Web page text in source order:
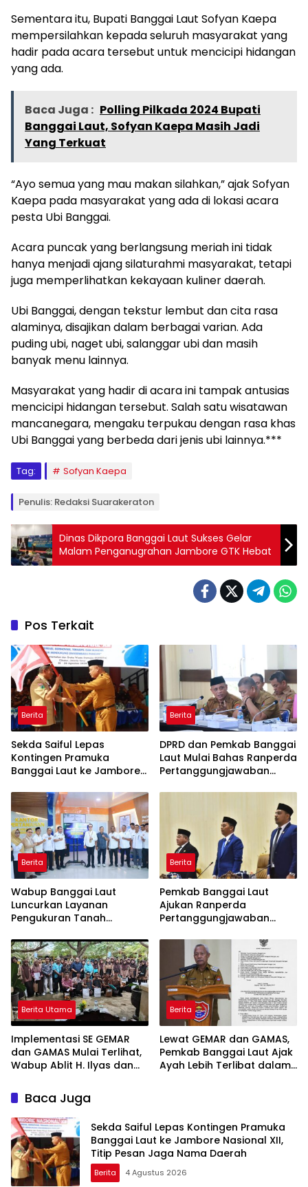
Sementara itu, Bupati Banggai Laut Sofyan Kaepa
mempersilahkan kepada seluruh masyarakat yang
hadir pada acara tersebut untuk mencicipi hidangan
yang ada.
Baca Juga : Polling Pilkada 2024 Bupati
Banggai Laut, Sofyan Kaepa Masih Jadi
Yang Terkuat
“Ayo semua yang mau makan silahkan,” ajak Sofyan
Kaepa pada masyarakat yang ada di lokasi acara
pesta Ubi Banggai.
Acara puncak yang berlangsung meriah ini tidak
hanya menjadi ajang silaturahmi masyarakat, tetapi
juga memperlihatkan kekayaan kuliner daerah.
Ubi Banggai, dengan tekstur lembut dan cita rasa
alaminya, disajikan dalam berbagai varian. Ada
puding ubi, naget ubi, salanggar ubi dan masih
banyak menu lainnya.
Masyarakat yang hadir di acara ini tampak antusias
mencicipi hidangan tersebut. Salah satu wisatawan
mancanegara, mengaku terpukau dengan rasa khas
Ubi Banggai yang berbeda dari jenis ubi lainnya.***
Tag: Sofyan Kaepa
Penulis: Redaksi Suarakeraton
Dinas Dikpora Banggai Laut Sukses Gelar
Malam Penganugrahan Jambore GTK Hebat
Pos Terkait
Berita
Sekda Saiful Lepas
Kontingen Pramuka
Banggai Laut ke Jambore
Jaga Nama Daerah
Berita
DPRD dan Pemkab Banggai
Laut Mulai Bahas Ranperda
Pertanggungjawaban
Berita
Wabup Banggai Laut
Luncurkan Layanan
Pengukuran Tanah
Akses dan Tingkatkan
Kepastian Hukum
Berita
Pemkab Banggai Laut
Ajukan Ranperda
Pertanggungjawaban
Pendapatan Tembus 97,02
Berita Utama
Implementasi SE GEMAR
dan GAMAS Mulai Terlihat,
Wabup Ablit H. Ilyas dan
Kompak Ambil Rapor Anak
Berita
Lewat GEMAR dan GAMAS,
Pemkab Banggai Laut Ajak
Ayah Lebih Terlibat dalam
Baca Juga
Sekda Saiful Lepas Kontingen Pramuka
Banggai Laut ke Jambore Nasional XII,
Titip Pesan Jaga Nama Daerah
Berita 4 Agustus 2026